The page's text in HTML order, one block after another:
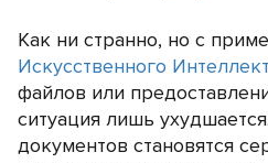
Как ни странно, но с
Искусственного
файлов или
ситуация лишь
документов становятся